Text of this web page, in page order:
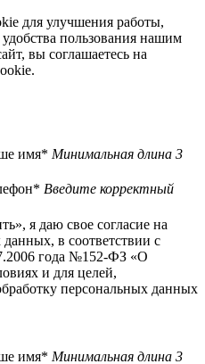
для улучшения работы,
пользования нашим
вы соглашаетесь на
имя* Минимальная длина 3
Введите корректный
я даю свое согласие на
в соответствии с
года №152-ФЗ «О
и для целей,
персональных данных
имя* Минимальная длина 3